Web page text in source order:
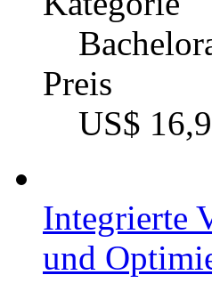
Preis
US$
Integrierte
und